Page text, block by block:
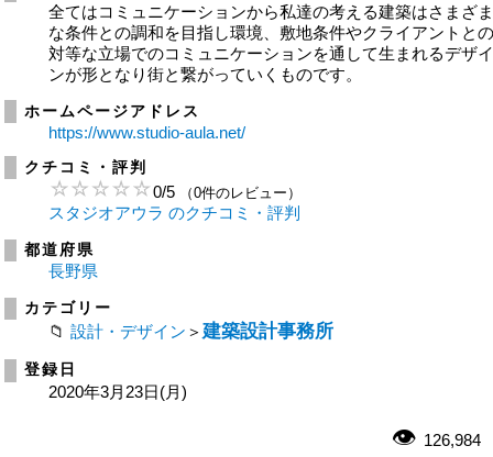
全てはコミュニケーションから私達の考える建築はさまざ
な条件との調和を目指し環境、敷地条件やクライアントと
対等な立場でのコミュニケーションを通して生まれるデザ
ンが形となり街と繋がっていくものです。
ホームページアドレス
https://www.studio-aula.net/
クチコミ・評判
0/5 （0件のレビュー）
スタジオアウラ のクチコミ・評判
都道府県
長野県
カテゴリー
設計・デザイン ＞ 建築設計事務所
登録日
2020年3月23日(月)
126,984